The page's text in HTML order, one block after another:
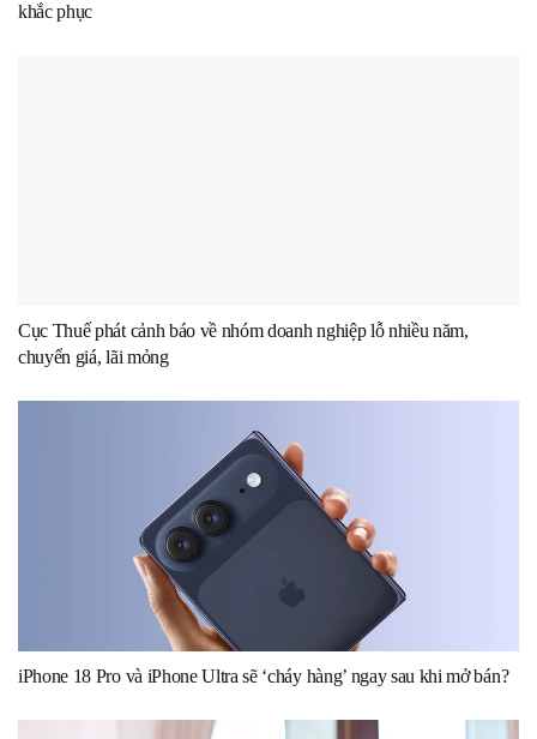
khắc phục
Cục Thuế phát cảnh báo về nhóm doanh nghiệp lỗ nhiều năm,
chuyển giá, lãi mỏng
iPhone 18 Pro và iPhone Ultra sẽ ‘cháy hàng’ ngay sau khi mở bán?